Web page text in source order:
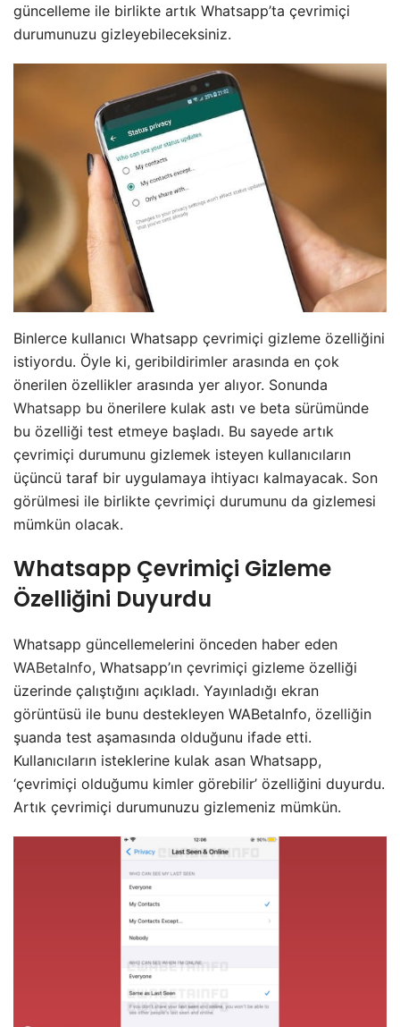
güncelleme ile birlikte artık Whatsapp’ta çevrimiçi
durumunuzu gizleyebileceksiniz.
Binlerce kullanıcı Whatsapp çevrimiçi gizleme özelliğini
istiyordu. Öyle ki, geribildirimler arasında en çok
önerilen özellikler arasında yer alıyor. Sonunda
Whatsapp bu önerilere kulak astı ve beta sürümünde
bu özelliği test etmeye başladı. Bu sayede artık
çevrimiçi durumunu gizlemek isteyen kullanıcıların
üçüncü taraf bir uygulamaya ihtiyacı kalmayacak. Son
görülmesi ile birlikte çevrimiçi durumunu da gizlemesi
mümkün olacak.
Whatsapp Çevrimiçi Gizleme
Özelliğini Duyurdu
Whatsapp güncellemelerini önceden haber eden
WABetaInfo, Whatsapp’ın çevrimiçi gizleme özelliği
üzerinde çalıştığını açıkladı. Yayınladığı ekran
görüntüsü ile bunu destekleyen WABetaInfo, özelliğin
şuanda test aşamasında olduğunu ifade etti.
Kullanıcıların isteklerine kulak asan Whatsapp,
‘çevrimiçi olduğumu kimler görebilir’ özelliğini duyurdu.
Artık çevrimiçi durumunuzu gizlemeniz mümkün.